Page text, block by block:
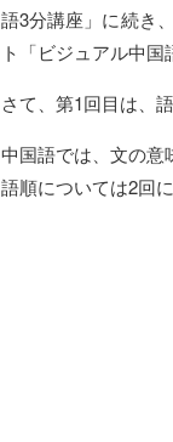
語3分講座」に続き
ト「ビジュアル中国
さて、第1回目は、
中国語では、文の意
語順については2回